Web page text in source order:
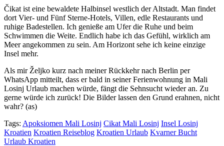
Čikat ist eine bewaldete Halbinsel westlich der Altstadt. Man findet
dort Vier- und Fünf Sterne-Hotels, Villen, edle Restaurants und
ruhige Badestellen. Ich genieße am Ufer die Ruhe und beim
Schwimmen die Weite. Endlich habe ich das Gefühl, wirklich am
Meer angekommen zu sein. Am Horizont sehe ich keine einzige
Insel mehr.
Als mir Željko kurz nach meiner Rückkehr nach Berlin per
WhatsApp mitteilt, dass er bald in seiner Ferienwohnung in Mali
Losinj Urlaub machen würde, fängt die Sehnsucht wieder an. Zu
gerne würde ich zurück! Die Bilder lassen den Grund erahnen, nicht
wahr? (as)
Tags: Apoksiomen Mali Losinj Cikat Mali Losinj Insel Losinj
Kroatien Kroatien Reiseblog Kroatien Urlaub Kvarner Bucht
Urlaub Kroatien